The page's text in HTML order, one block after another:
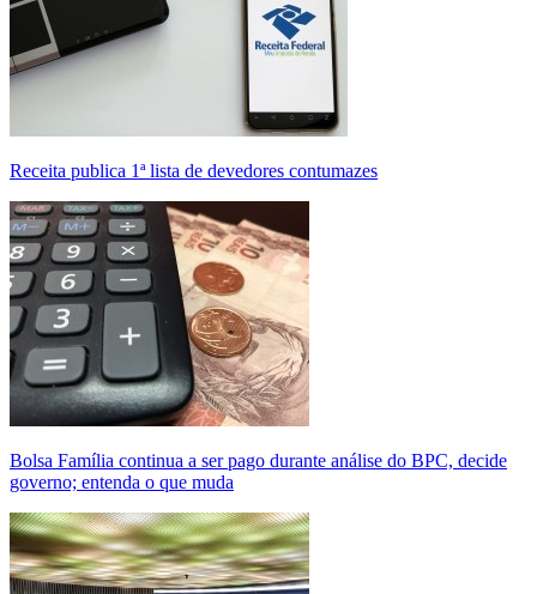
Receita publica 1ª lista de devedores contumazes
Bolsa Família continua a ser pago durante análise do BPC, decide
governo; entenda o que muda